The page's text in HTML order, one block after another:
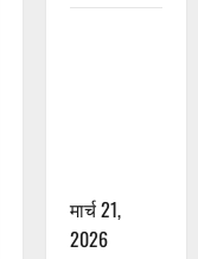
मार्च 21,
2026